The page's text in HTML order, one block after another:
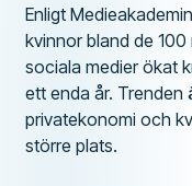
Enligt
kvinnor bland de
sociala medier ökat
ett enda år. Trenden
privatekonomi och
större plats.